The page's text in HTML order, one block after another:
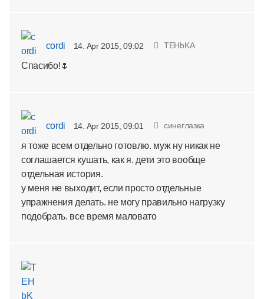
cordi 14. Apr 2015, 09:02 TEHbKA
Спасибо!🌷
cordi 14. Apr 2015, 09:01 синеглазка
я тоже всем отдельно готовлю. муж ну никак не
соглашается кушать, как я. дети это вообще
отдельная история.
у меня не выходит, если просто отдельные
упражнения делать. не могу правильно нагрузку
подобрать. все время маловато